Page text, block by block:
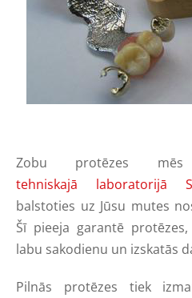
Zobu protēzes
tehniskajā laboratorijā
balstoties uz Jūsu mutes
Šī pieeja garantē
labu sakodienu un izskatās
Pilnās protēzes tiek